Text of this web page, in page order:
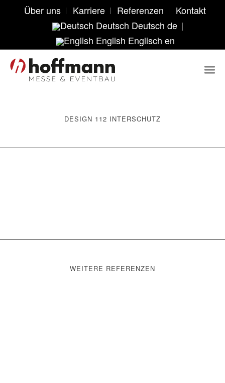
Über uns Karriere Referenzen
Kontakt
Deutsch Deutsch de
English Englisch en
DESIGN 112 INTERSCHUTZ
WEITERE REFERENZEN